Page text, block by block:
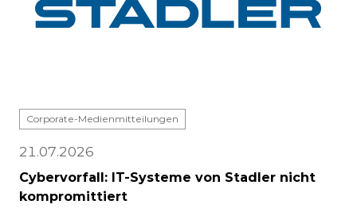
Corporate-Medienmitteilungen
21.07.2026
Cybervorfall: IT-Systeme von Stadler nicht
kompromittiert